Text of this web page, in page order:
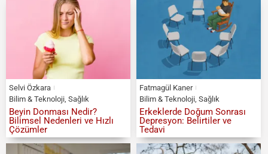
Selvi Özkara
Bilim & Teknoloji, Sağlık
Beyin Donması Nedir?
Bilimsel Nedenleri ve Hızlı
Çözümler
Fatmagül Kaner
Bilim & Teknoloji, Sağlık
Erkeklerde Doğum Sonrası
Depresyon: Belirtiler ve
Tedavi